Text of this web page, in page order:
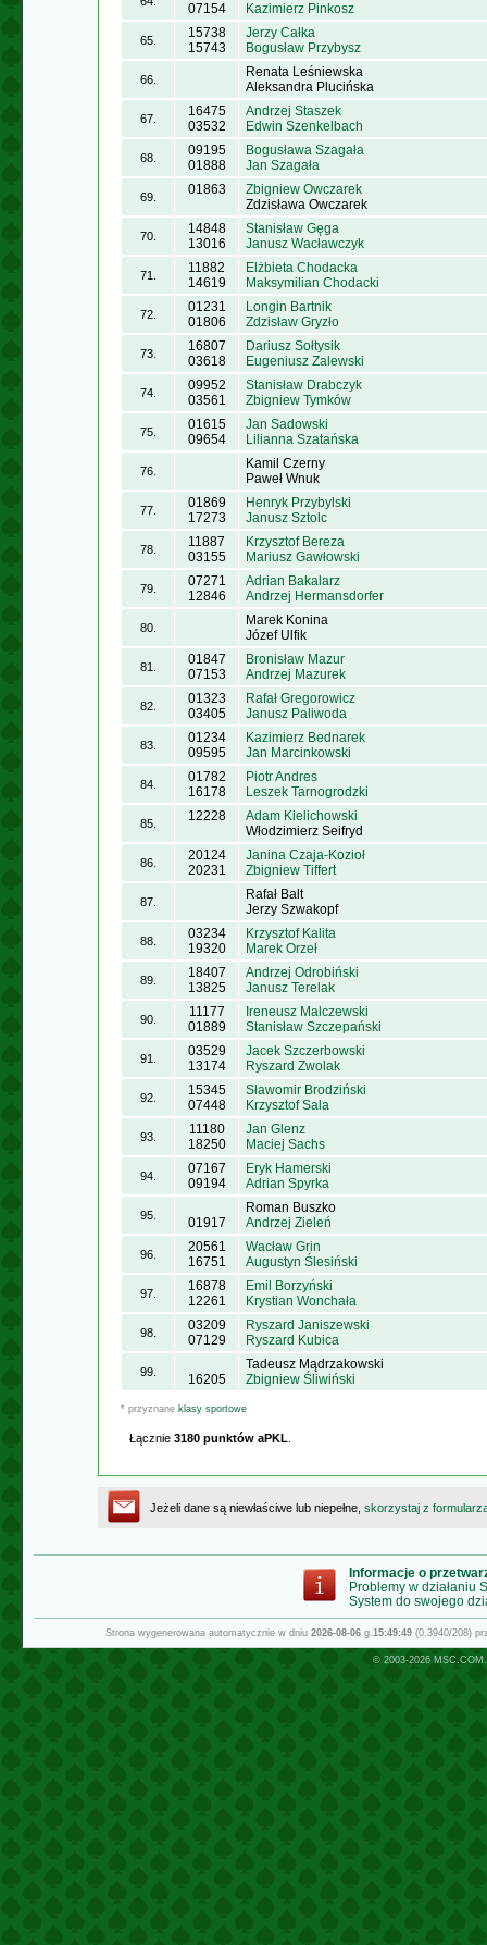
07154
Kazimierz Pinkosz
65.
15738
15743
Jerzy Całka
Bogusław Przybysz
66.
Renata Leśniewska
Aleksandra Plucińska
67.
16475
03532
Andrzej Staszek
Edwin Szenkelbach
68.
09195
01888
Bogusława Szagała
Jan Szagała
69. 01863
Zbigniew Owczarek
Zdzisława Owczarek
70.
14848
13016
Stanisław Gęga
Janusz Wacławczyk
71.
11882
14619
Elżbieta Chodacka
Maksymilian Chodacki
72.
01231
01806
Longin Bartnik
Zdzisław Gryzło
73.
16807
03618
Dariusz Sołtysik
Eugeniusz Zalewski
74.
09952
03561
Stanisław Drabczyk
Zbigniew Tymków
75.
01615
09654
Jan Sadowski
Lilianna Szatańska
76.
Kamil Czerny
Paweł Wnuk
77.
01869
17273
Henryk Przybylski
Janusz Sztolc
78.
11887
03155
Krzysztof Bereza
Mariusz Gawłowski
79.
07271
12846
Adrian Bakalarz
Andrzej Hermansdorfer
80.
Marek Konina
Józef Ulfik
81.
01847
07153
Bronisław Mazur
Andrzej Mazurek
82.
01323
03405
Rafał Gregorowicz
Janusz Paliwoda
83.
01234
09595
Kazimierz Bednarek
Jan Marcinkowski
84.
01782
16178
Piotr Andres
Leszek Tarnogrodzki
85. 12228
Adam Kielichowski
Włodzimierz Seifryd
86.
20124
20231
Janina Czaja-Kozioł
Zbigniew Tiffert
87.
Rafał Balt
Jerzy Szwakopf
88.
03234
19320
Krzysztof Kalita
Marek Orzeł
89.
18407
13825
Andrzej Odrobiński
Janusz Terelak
90.
11177
01889
Ireneusz Malczewski
Stanisław Szczepański
91.
03529
13174
Jacek Szczerbowski
Ryszard Zwolak
92.
15345
07448
Sławomir Brodziński
Krzysztof Sala
93.
11180
18250
Jan Glenz
Maciej Sachs
94.
07167
09194
Eryk Hamerski
Adrian Spyrka
95. 01917
Roman Buszko
Andrzej Zieleń
96.
20561
16751
Wacław Grin
Augustyn Ślesiński
97.
16878
12261
Emil Borzyński
Krystian Wonchała
98.
03209
07129
Ryszard Janiszewski
Ryszard Kubica
99. 16205
Tadeusz Mądrzakowski
Zbigniew Śliwiński
* przyznane klasy sportowe
Łącznie 3180 punktów aPKL
Jeżeli dane są niewłaściwe lub niepełne, skorzystaj z
Informacje o
Problemy w działaniu
System do swojego
Strona wygenerowana automatycznie w dniu 2026-08-06g.15:49:49(0.3940/208)
© 2003-2026